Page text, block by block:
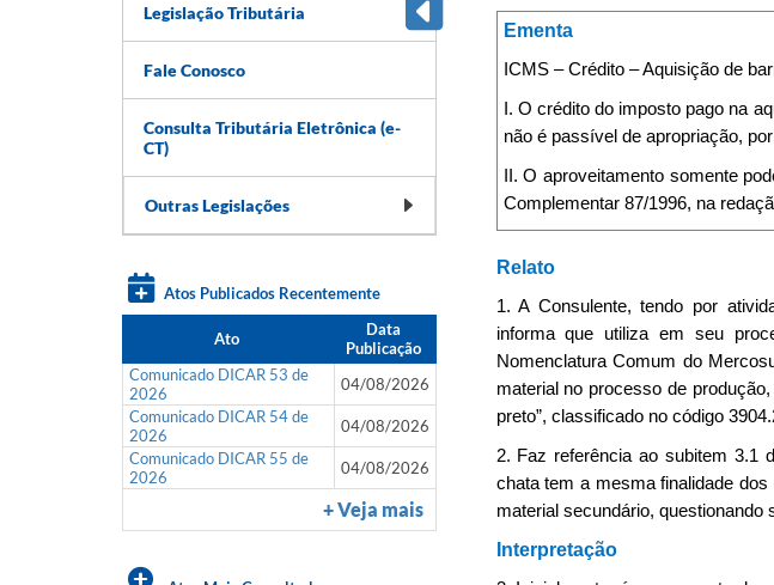
Legislação Tributária
Fale Conosco
Consulta Tributária Eletrônica (e-
CT)
Outras Legislações
Atos Publicados Recentemente
Ato
Data
Publicação
Comunicado DICAR 53 de
2026
04/08/2026
Comunicado DICAR 54 de
2026
04/08/2026
Comunicado DICAR 55 de
2026
04/08/2026
+ Veja mais
Ementa
ICMS – Crédito – Aquisição de
I. O crédito do imposto pago na
não é passível de apropriação,
II. O aproveitamento somente
Complementar 87/1996, na
Relato
1. A Consulente, tendo por
informa que utiliza em seu
Nomenclatura Comum do
material no processo de
preto”, classificado no código
2. Faz referência ao subitem 3.1
chata tem a mesma finalidade
material secundário, questionando
Interpretação